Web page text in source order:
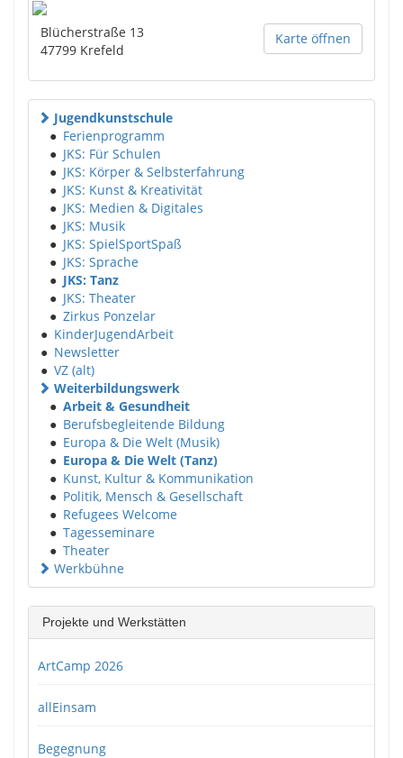
Karte öffnen
Blücherstraße 13
47799 Krefeld
Jugendkunstschule
● Ferienprogramm
● JKS: Für Schulen
● JKS: Körper & Selbsterfahrung
● JKS: Kunst & Kreativität
● JKS: Medien & Digitales
● JKS: Musik
● JKS: SpielSportSpaß
● JKS: Sprache
● JKS: Tanz
● JKS: Theater
● Zirkus Ponzelar
● KinderJugendArbeit
● Newsletter
● VZ (alt)
Weiterbildungswerk
● Arbeit & Gesundheit
● Berufsbegleitende Bildung
● Europa & Die Welt (Musik)
● Europa & Die Welt (Tanz)
● Kunst, Kultur & Kommunikation
● Politik, Mensch & Gesellschaft
● Refugees Welcome
● Tagesseminare
● Theater
Werkbühne
Projekte und Werkstätten
ArtCamp 2026
allEinsam
Begegnung